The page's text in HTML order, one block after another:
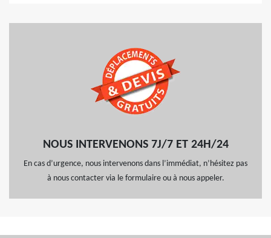
NOUS INTERVENONS 7J/7 ET 24H/24
En cas d’urgence, nous intervenons dans l’immédiat, n’hésitez pas
à nous contacter via le formulaire ou à nous appeler.